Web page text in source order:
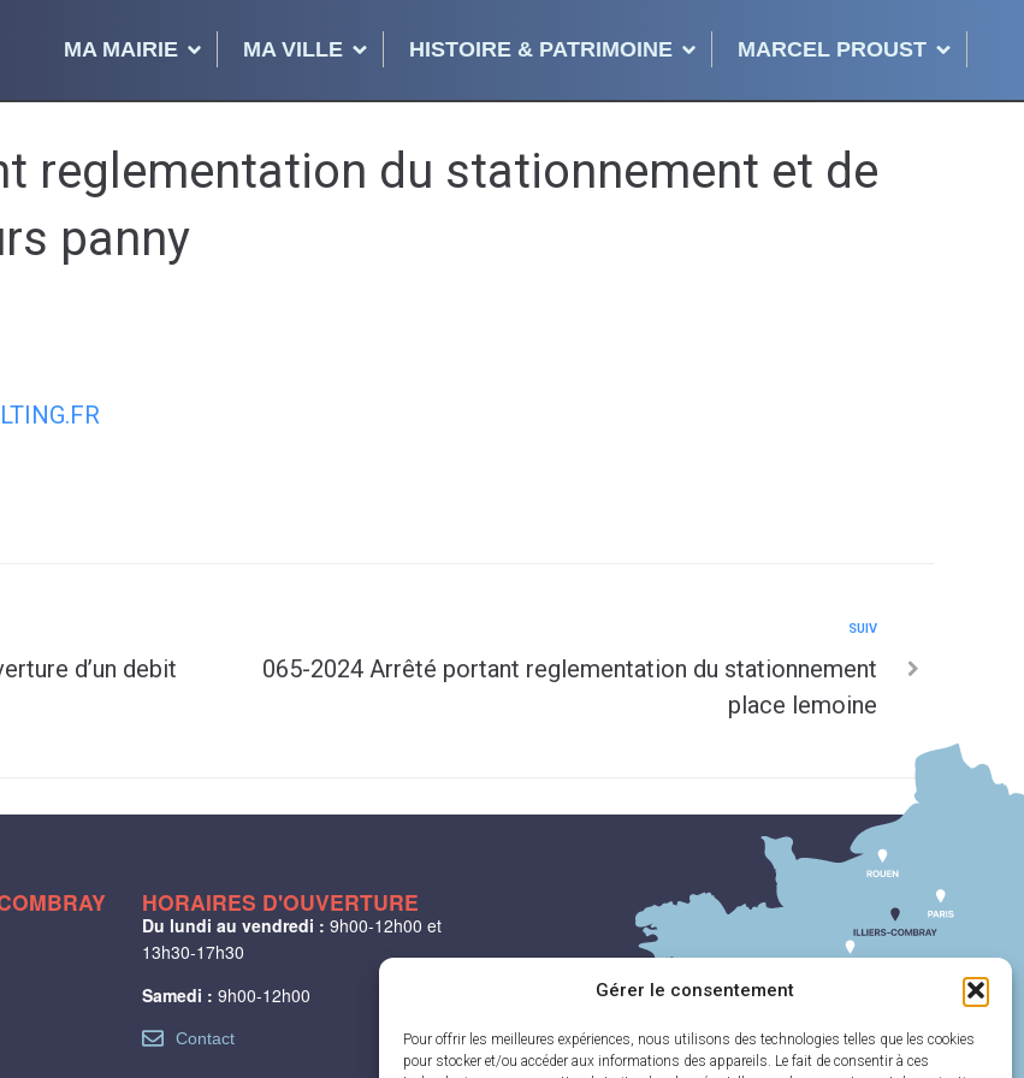
Gérer le consentement
Pour offrir les meilleures expériences, nous utilisons des technologies telles que les cookies
pour stocker et/ou accéder aux informations des appareils. Le fait de consentir à ces
MA MAIRIE MA VILLE HISTOIRE & PATRIMOINE MARCEL PROUST
reglementation du stationnement et de
panny
d’un debit
SUIV
065-2024 Arrêté portant reglementation du stationnement
place lemoine
HORAIRES D'OUVERTURE
Du lundi au vendredi : 9h00-12h00 et
13h30-17h30
Samedi : 9h00-12h00
Contact